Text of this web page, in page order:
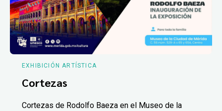
EXHIBICIÓN ARTÍSTICA
Cortezas
Cortezas de Rodolfo Baeza en el Museo de la